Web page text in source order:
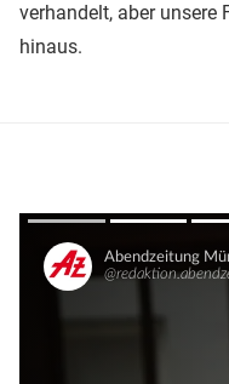
verhandelt, aber unsere
hinaus.